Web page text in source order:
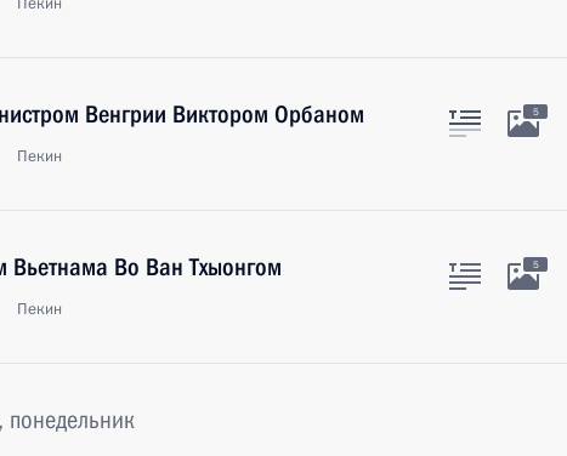
Венгрии Виктором Орбаном
Пекин
5
Вьетнама Во Ван Тхыонгом
Пекин
5